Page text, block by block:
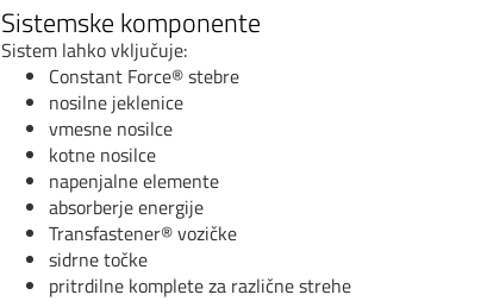
Sistemske komponente
Sistem lahko vključuje:
Constant Force® stebre
nosilne jeklenice
vmesne nosilce
kotne nosilce
napenjalne elemente
absorberje energije
Transfastener® vozičke
sidrne točke
pritrdilne komplete za različne strehe